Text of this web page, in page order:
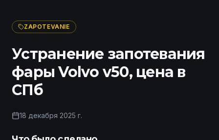
ZAPOTEVANIE
Устранение запотевания
фары Volvo v50, цена в
СПб
18 декабря 2025 г.